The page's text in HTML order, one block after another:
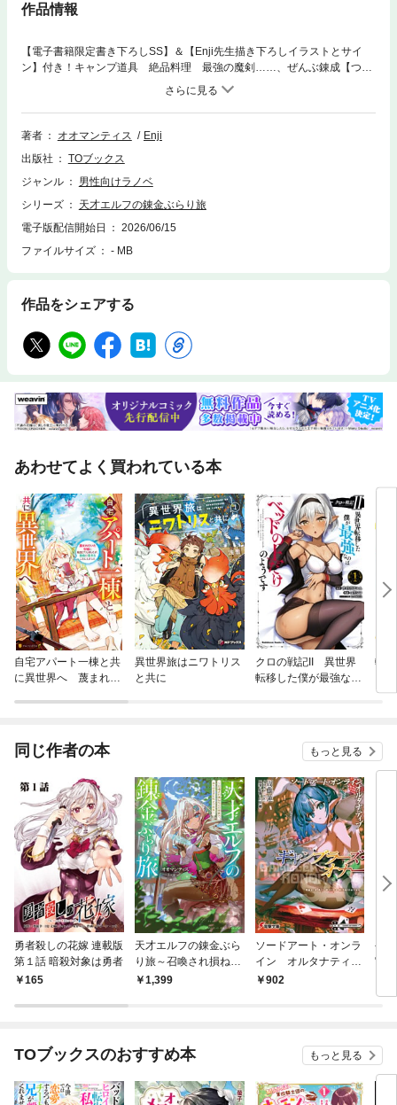
作品情報
【電子書籍限定書き下ろしSS】＆【Enji先生描き下ろしイラストとサイ
ン】付き！キャンプ道具 絶品料理 最強の魔剣……、ぜんぶ錬成【つ
く】って、のんびり旅行！！！ 無自覚チートな精霊少女が、食べて、作っ
て、無双する！気ままなクラフト旅ファンタジー！書き下ろし番外編、巻
末収録！「研究し尽くして飽きちゃいました」異世界にエルフとして転生
し、長い時をエルフの里で過ごした錬金術師リィアは、新たな知識を求め
が……彼女が作ったアイテムが規格外過ぎて大騒ぎに！？物質の構成すら
操るエルフ相伝の錬金スキルと前世知識を組み合わせ、「いい旅はいいご
造すれば「こりゃ、最強の魔剣だ」と称賛の嵐！試し切りで鉄鋼猪【アイ
アンボア】を八つ裂きにすると、英雄扱いやら、冒険者ギルドの勧誘まで
覚チートな精霊少女が、食べて、作って、無双する！気ままなクラフト旅
著者 オオマンティス
Enji
出版社
TOブックス
ジャンル
男性向けラノベ
シリーズ
天才エルフの錬金ぶらり旅
電子版配信開始日
2026/06/15
ファイルサイズ
- MB
作品をシェアする
あわせてよく買われている本
自宅アパート一棟と共
に異世界へ 蔑まれて
異世界旅はニワトリス
と共に
クロの戦記II 異世界
転移した僕が最強なの
転
生活
同じ作者の本 もっと見る
勇者殺しの花嫁 連載版
第１話 暗殺対象は勇者
165
天才エルフの錬金ぶら
り旅～召喚され損ねた
この世界で、ありのま
1,399
ソードアート・オンラ
イン オルタナティ
ブ ギャンブラーズ・
902
公
官
TOブックスのおすすめ本 もっと見る